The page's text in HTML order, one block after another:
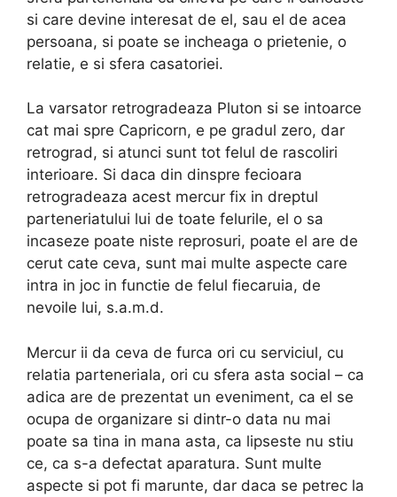
si care devine interesat de el, sau el de acea
persoana, si poate se incheaga o prietenie, o
relatie, e si sfera casatoriei.
La varsator retrogradeaza Pluton si se intoarce
cat mai spre Capricorn, e pe gradul zero, dar
retrograd, si atunci sunt tot felul de rascoliri
interioare. Si daca din dinspre fecioara
retrogradeaza acest mercur fix in dreptul
parteneriatului lui de toate felurile, el o sa
incaseze poate niste reprosuri, poate el are de
cerut cate ceva, sunt mai multe aspecte care
intra in joc in functie de felul fiecaruia, de
nevoile lui, s.a.m.d.
Mercur ii da ceva de furca ori cu serviciul, cu
relatia parteneriala, ori cu sfera asta social – ca
adica are de prezentat un eveniment, ca el se
ocupa de organizare si dintr-o data nu mai
poate sa tina in mana asta, ca lipseste nu stiu
ce, ca s-a defectat aparatura. Sunt multe
aspecte si pot fi marunte, dar daca se petrec la